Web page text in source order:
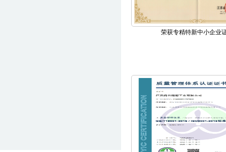
荣获专精特新中小企业